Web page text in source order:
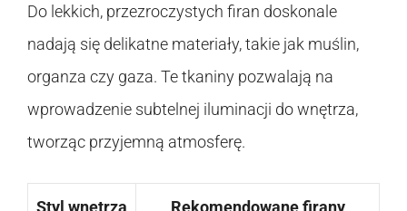
Do lekkich, przezroczystych firan doskonale
nadają się delikatne materiały, takie jak muślin,
organza czy gaza. Te tkaniny pozwalają na
wprowadzenie subtelnej iluminacji do wnętrza,
tworząc przyjemną atmosferę.
Styl wnętrza Rekomendowane firany